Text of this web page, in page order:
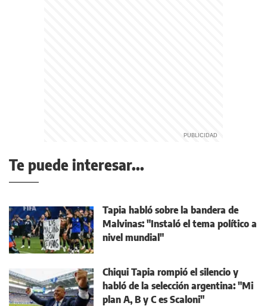
Te puede interesar...
Tapia habló sobre la bandera de
Malvinas: "Instaló el tema político a
nivel mundial"
Chiqui Tapia rompió el silencio y
habló de la selección argentina: "Mi
plan A, B y C es Scaloni"